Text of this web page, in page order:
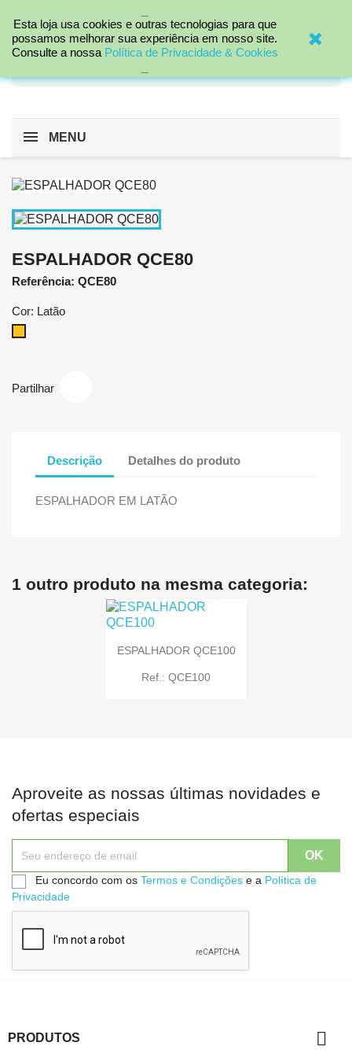

MENU
ESPALHADOR QCE80
Referência: QCE80
Cor: Latão
Partilhar
Descrição Detalhes do produto
ESPALHADOR EM LATÃO
1 outro produto na mesma categoria:
ESPALHADOR QCE100
Ref.: QCE100
Aproveite as nossas últimas novidades e
ofertas especiais
Eu concordo com os Termos e Condições e a Política de
Privacidade
PRODUTOS 
Esta loja usa cookies e outras tecnologias para que
possamos melhorar sua experiência em nosso site.
Consulte a nossa Política de Privacidade & Cookies